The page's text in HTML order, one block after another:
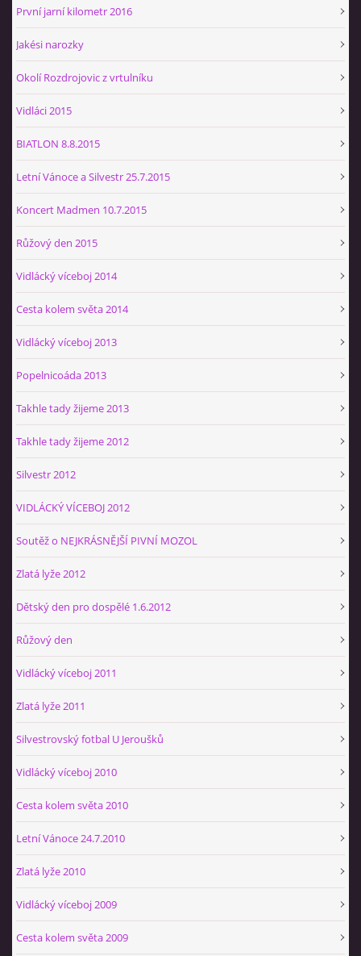
První jarní kilometr 2016
Jakési narozky
Okolí Rozdrojovic z vrtulníku
Vidláci 2015
BIATLON 8.8.2015
Letní Vánoce a Silvestr 25.7.2015
Koncert Madmen 10.7.2015
Růžový den 2015
Vidlácký víceboj 2014
Cesta kolem světa 2014
Vidlácký víceboj 2013
Popelnicoáda 2013
Takhle tady žijeme 2013
Takhle tady žijeme 2012
Silvestr 2012
VIDLÁCKÝ VÍCEBOJ 2012
Soutěž o NEJKRÁSNĚJŠÍ PIVNÍ MOZOL
Zlatá lyže 2012
Dětský den pro dospělé 1.6.2012
Růžový den
Vidlácký víceboj 2011
Zlatá lyže 2011
Silvestrovský fotbal U Jeroušků
Vidlácký víceboj 2010
Cesta kolem světa 2010
Letní Vánoce 24.7.2010
Zlatá lyže 2010
Vidlácký víceboj 2009
Cesta kolem světa 2009